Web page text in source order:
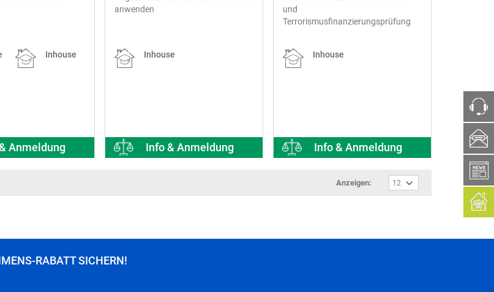
ph
box
Inhouse
Anmeldung
anwenden
Inhouse
Info & Anmeldung
und
Terrorismusfinanzierungsprüfung
Inhouse
Info & Anmeldung
Anzeigen:
RABATT SICHERN!